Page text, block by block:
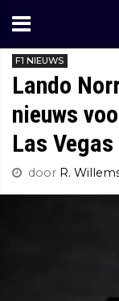
F1 NIEUWS
Lando
nieuws
Las Vegas
door R.